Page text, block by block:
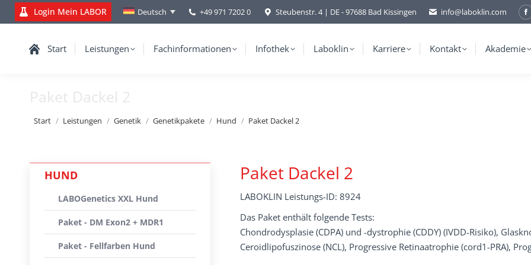
Login Mein LABOR Deutsch +49 971 7202 0 Steubenstr. 4 | DE - 97688 Bad Kissingen info@laboklin.com
Start Leistungen Fachinformationen Infothek Laboklin Karriere Kontakt Akademie
Paket Dackel 2
Sie befinden sich hier:
Start Leistungen Genetik Genetikpakete Hund Paket Dackel 2
Paket Dackel 2
LABOKLIN Leistungs-ID: 8924
Das Paket enthält folgende Tests:
Chondrodysplasie (CDPA) und -dystrophie (CDDY) (IVDD-Risiko),
Ceroidlipofuszinose (NCL), Progressive Retinaatrophie (cord1-PRA),
HUND
LABOGenetics XXL Hund
Paket - DM Exon2 + MDR1
Paket - Fellfarben Hund